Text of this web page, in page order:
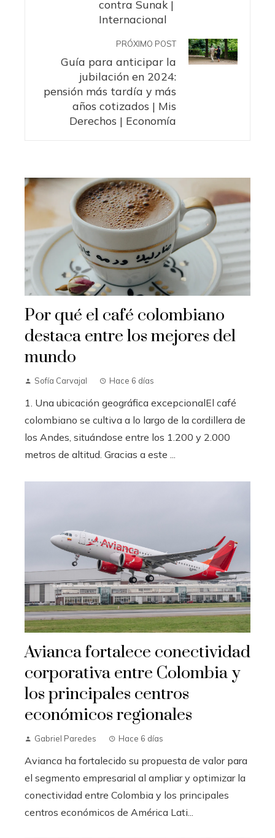
contra Sunak |
Internacional
PRÓXIMO POST
Guía para anticipar la
jubilación en 2024:
pensión más tardía y más
años cotizados | Mis
Derechos | Economía
Por qué el café colombiano
destaca entre los mejores del
mundo
Sofía Carvajal Hace 6 días
1. Una ubicación geográfica excepcionalEl café
colombiano se cultiva a lo largo de la cordillera de
los Andes, situándose entre los 1.200 y 2.000
metros de altitud. Gracias a este ...
Avianca fortalece conectividad
corporativa entre Colombia y
los principales centros
económicos regionales
Gabriel Paredes Hace 6 días
Avianca ha fortalecido su propuesta de valor para
el segmento empresarial al ampliar y optimizar la
conectividad entre Colombia y los principales
centros económicos de América Lati...